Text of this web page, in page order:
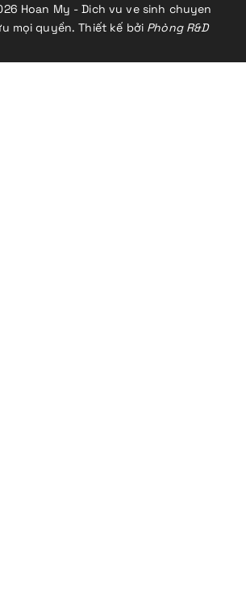
Hoan My - Dich vu ve sinh chuyen
mọi quyền. Thiết kế bởi Phòng R&D